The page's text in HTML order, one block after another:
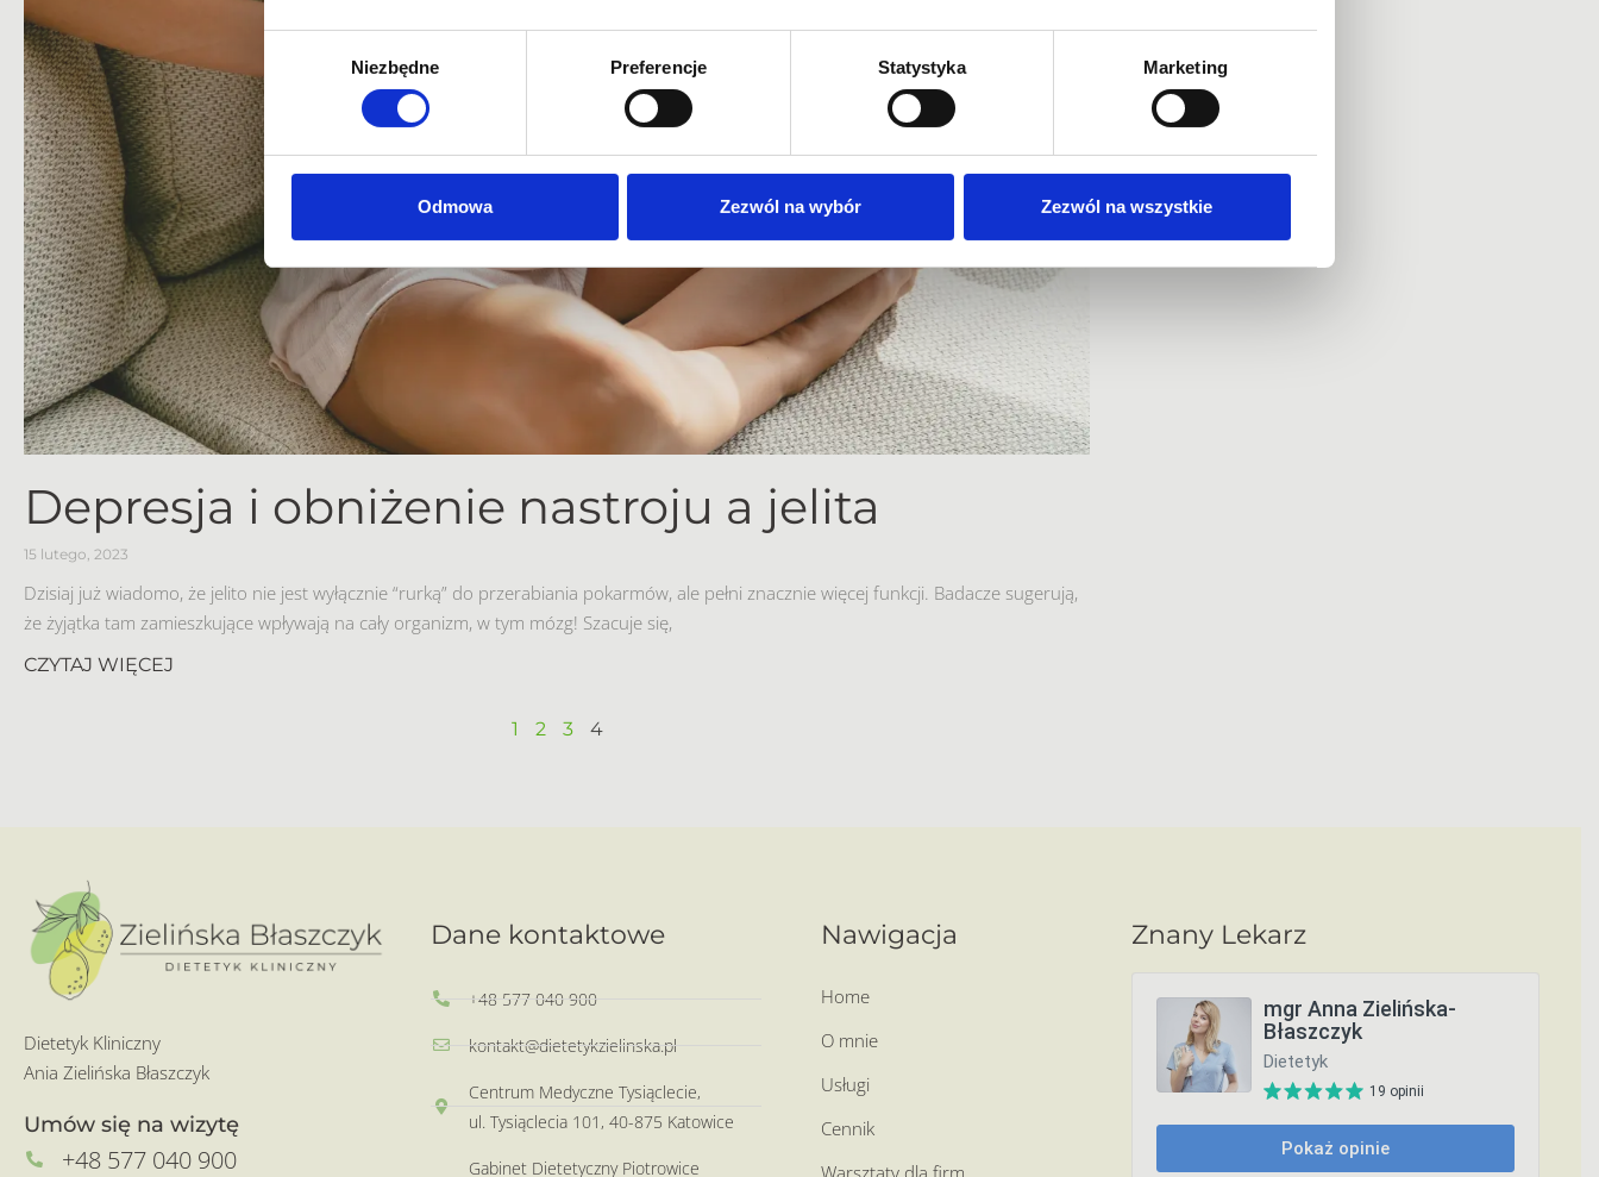
Niezbędne Preferencje Statystyka Marketing
Odmowa Zezwól na wybór Zezwól na wszystkie
Depresja i obniżenie nastroju a jelita
15 lutego, 2023
Dzisiaj już wiadomo, że jelito nie jest wyłącznie “rurką” do przerabiania pokarmów, ale pełni znacznie więcej funkcji. Badacze sugerują,
że żyjątka tam zamieszkujące wpływają na cały organizm, w tym mózg! Szacuje się,
CZYTAJ WIĘCEJ
1 2 3 4
Dietetyk Kliniczny
Ania Zielińska Błaszczyk
Umów się na wizytę
+48 577 040 900
Dane kontaktowe
+48 577 040 900
kontakt@dietetykzielinska.pl
Centrum Medyczne Tysiąclecie,
ul. Tysiąclecia 101, 40-875 Katowice
Gabinet Dietetyczny Piotrowice
Nawigacja
Home
O mnie
Usługi
Cennik
Warsztaty dla firm
Znany Lekarz